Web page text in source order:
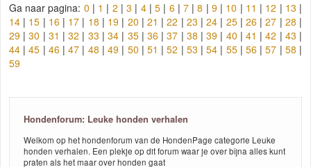
Ga naar pagina: 0 | 1 | 2 |3 | 4|5 | 6 | 7|8 | 9 | 10 | 11 | 12 | 13 |
14 | 15 | 16 | 17 | 18 | 19 | 20 | 21 |22 | 23 |24 | 25|26 |27 | 28 |
29 |30 | 31 |32 | 33 |34 | 35| 36 |37 | 38 |39 | 40 |41 |42 | 43 |
44 |45 | 46 |47 | 48 |49 | 50 | 51 |52 | 53 |54 | 55|56 |57 | 58 |
59
Hondenforum: Leuke honden verhalen
Welkom op het hondenforum van de HondenPage categorie Leuke
honden verhalen. Een plekje op dit forum waar je over bijna alles kunt
praten als het maar over honden gaat